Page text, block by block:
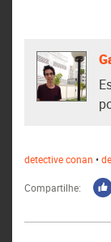
detective conan •
Compartilhe: